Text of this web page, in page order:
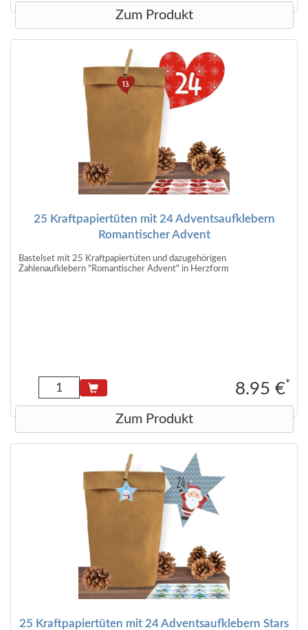
Zum Produkt
25 Kraftpapiertüten mit 24 Adventsaufklebern
Romantischer Advent
Bastelset mit 25 Kraftpapiertüten und dazugehörigen
Zahlenaufklebern "Romantischer Advent" in Herzform
8.95 €*
Zum Produkt
25 Kraftpapiertüten mit 24 Adventsaufklebern Stars